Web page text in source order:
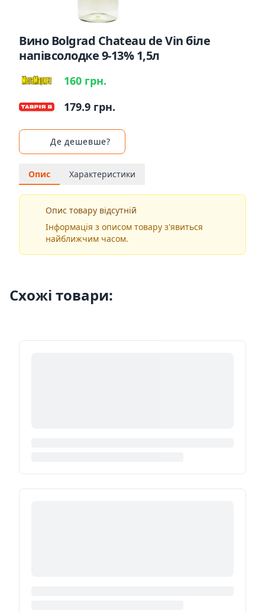
Вино Bolgrad Chateau de Vin біле
напівсолодке 9-13% 1,5л
160 грн.
179.9 грн.
Де дешевше?
Опис Характеристики
Опис товару відсутній
Інформація з описом товару з'явиться
найближчим часом.
Схожі товари: